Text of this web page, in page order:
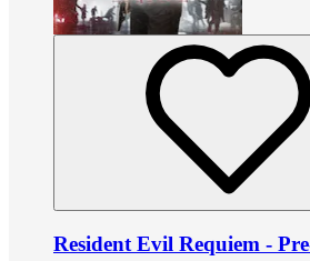
Resident Evil Requiem -